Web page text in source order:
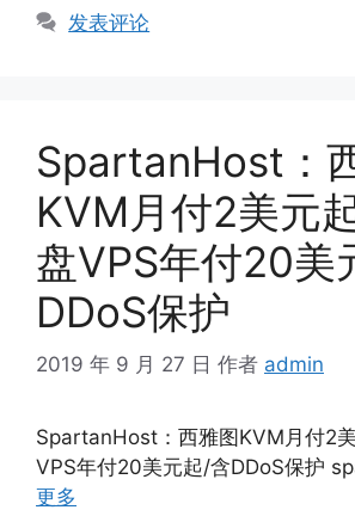
发表评论
SpartanHost：
KVM月付2美元
盘VPS年付20美
DDoS保护
2019 年 9 月 27 日 作者 admin
SpartanHost：西雅图KVM月付2
VPS年付20美元起/含DDoS保护
更多